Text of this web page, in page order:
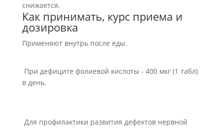
снижается.
Как принимать, курс приема и
дозировка
Применяют внутрь после еды.
При дефиците фолиевой кислоты - 400 мкг (1 табл)
в день.
Для профилактики развития дефектов нервной